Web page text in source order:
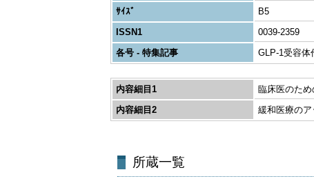
ｻｲｽﾞ
B5
ISSN1
0039-2359
各号 - 特集記事
GLP-1受容
内容細目1
臨床医のた
内容細目2
緩和医療のア
所蔵一覧